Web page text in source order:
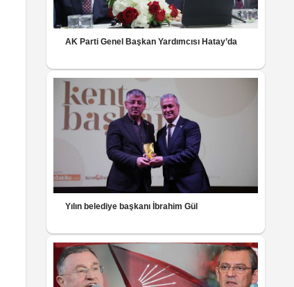
AK Parti Genel Başkan Yardımcısı Hatay’da
Yılın belediye başkanı İbrahim Gül